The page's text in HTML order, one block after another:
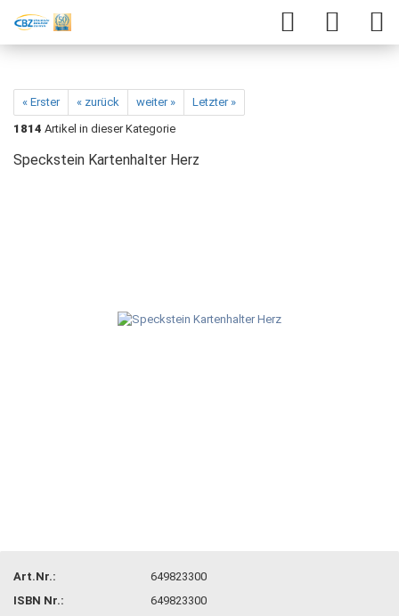
« Erster « zurück weiter »
Letzter »
1814 Artikel in dieser Kategorie
Speckstein Kartenhalter Herz
Art.Nr.:
649823300
ISBN Nr.:
649823300